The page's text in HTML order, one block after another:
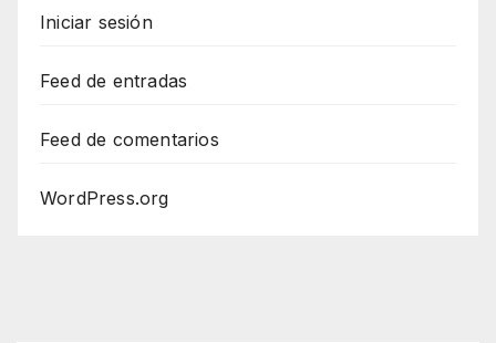
Iniciar sesión
Feed de entradas
Feed de comentarios
WordPress.org